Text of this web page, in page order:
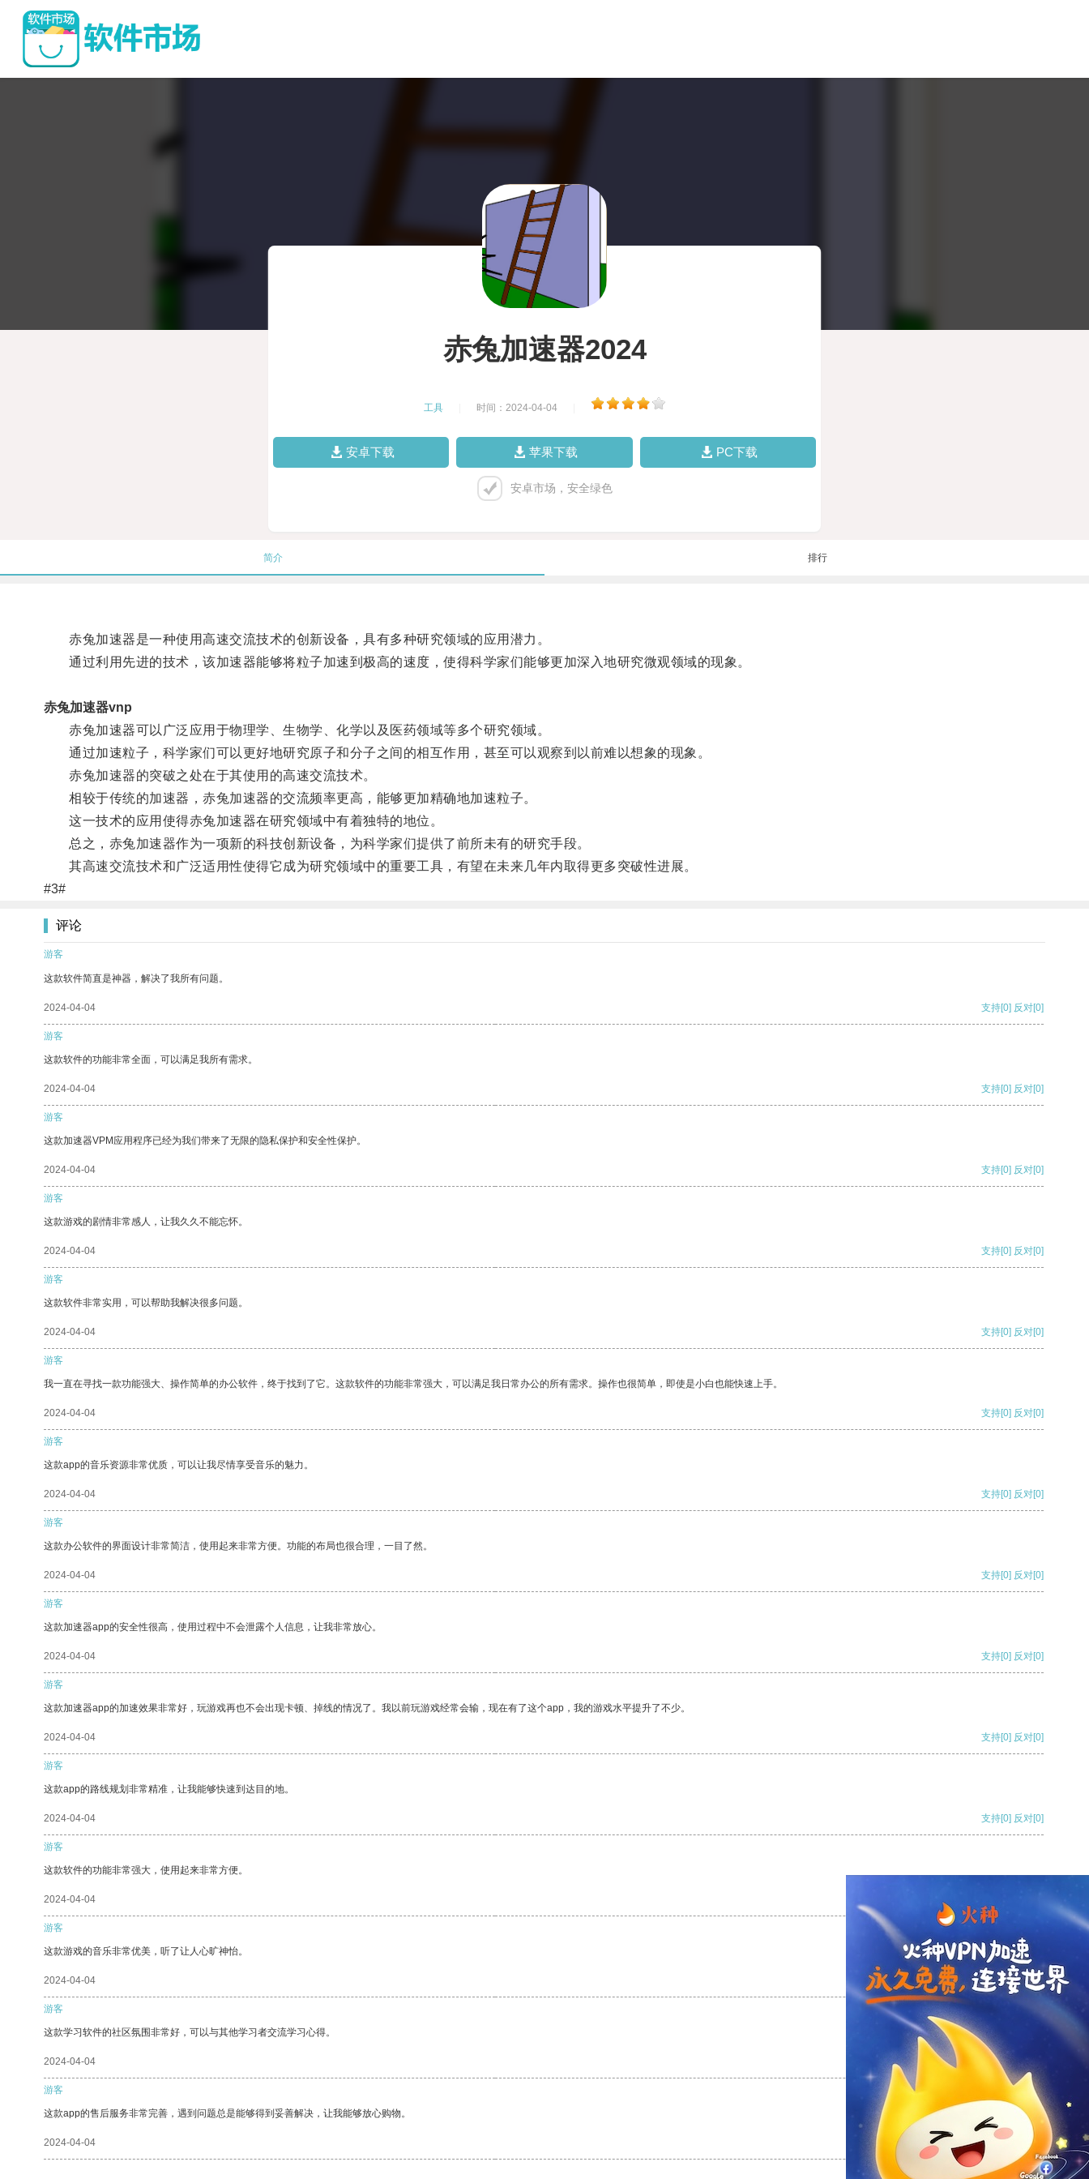
赤兔加速器2024
工具 时间：2024-04-04
安卓下载 苹果下载 PC下载
安卓市场，安全绿色
简介 排行
赤兔加速器是一种使用高速交流技术的创新设备，具有多种研究领域的应用潜力。
通过利用先进的技术，该加速器能够将粒子加速到极高的速度，使得科学家们能够更加深入地研究微观领域的现象。
赤兔加速器vnp
赤兔加速器可以广泛应用于物理学、生物学、化学以及医药领域等多个研究领域。
通过加速粒子，科学家们可以更好地研究原子和分子之间的相互作用，甚至可以观察到以前难以想象的现象。
赤兔加速器的突破之处在于其使用的高速交流技术。
相较于传统的加速器，赤兔加速器的交流频率更高，能够更加精确地加速粒子。
这一技术的应用使得赤兔加速器在研究领域中有着独特的地位。
总之，赤兔加速器作为一项新的科技创新设备，为科学家们提供了前所未有的研究手段。
其高速交流技术和广泛适用性使得它成为研究领域中的重要工具，有望在未来几年内取得更多突破性进展。
#3#
评论
游客
这款软件简直是神器，解决了我所有问题。
2024-04-04 支持[0] 反对[0]
游客
这款软件的功能非常全面，可以满足我所有需求。
2024-04-04 支持[0] 反对[0]
游客
这款加速器VPM应用程序已经为我们带来了无限的隐私保护和安全性保护。
2024-04-04 支持[0] 反对[0]
游客
这款游戏的剧情非常感人，让我久久不能忘怀。
2024-04-04 支持[0] 反对[0]
游客
这款软件非常实用，可以帮助我解决很多问题。
2024-04-04 支持[0] 反对[0]
游客
我一直在寻找一款功能强大、操作简单的办公软件，终于找到了它。这款软件的功能非常强大，可以满足我日常办公的所有需求。操作也很简单，即使是小白也能快速上手。
2024-04-04 支持[0] 反对[0]
游客
这款app的音乐资源非常优质，可以让我尽情享受音乐的魅力。
2024-04-04 支持[0] 反对[0]
游客
这款办公软件的界面设计非常简洁，使用起来非常方便。功能的布局也很合理，一目了然。
2024-04-04 支持[0] 反对[0]
游客
这款加速器app的安全性很高，使用过程中不会泄露个人信息，让我非常放心。
2024-04-04 支持[0] 反对[0]
游客
这款加速器app的加速效果非常好，玩游戏再也不会出现卡顿、掉线的情况了。我以前玩游戏经常会输，现在有了这个app，我的游戏水平提升了不少。
2024-04-04 支持[0] 反对[0]
游客
这款app的路线规划非常精准，让我能够快速到达目的地。
2024-04-04 支持[0] 反对[0]
游客
这款软件的功能非常强大，使用起来非常方便。
2024-04-04
游客
这款游戏的音乐非常优美，听了让人心旷神怡。
2024-04-04 支持 [0] 反对[0]
游客
这款学习软件的社区氛围非常好，可以与其他学习者交流学习心得。
2024-04-04 支持[0] 反对
游客
这款app的售后服务非常完善，遇到问题总是能够得到妥善解决，让我能够放心购物。
2024-04-04 支持[0] 反对[0]